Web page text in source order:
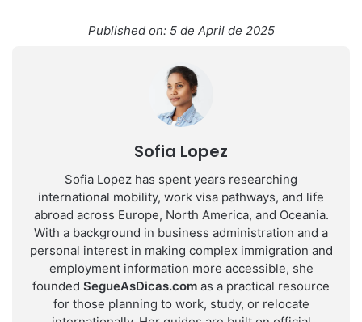
Published on: 5 de April de 2025
Sofia Lopez
Sofia Lopez has spent years researching
international mobility, work visa pathways, and life
abroad across Europe, North America, and Oceania.
With a background in business administration and a
personal interest in making complex immigration and
employment information more accessible, she
founded SegueAsDicas.com as a practical resource
for those planning to work, study, or relocate